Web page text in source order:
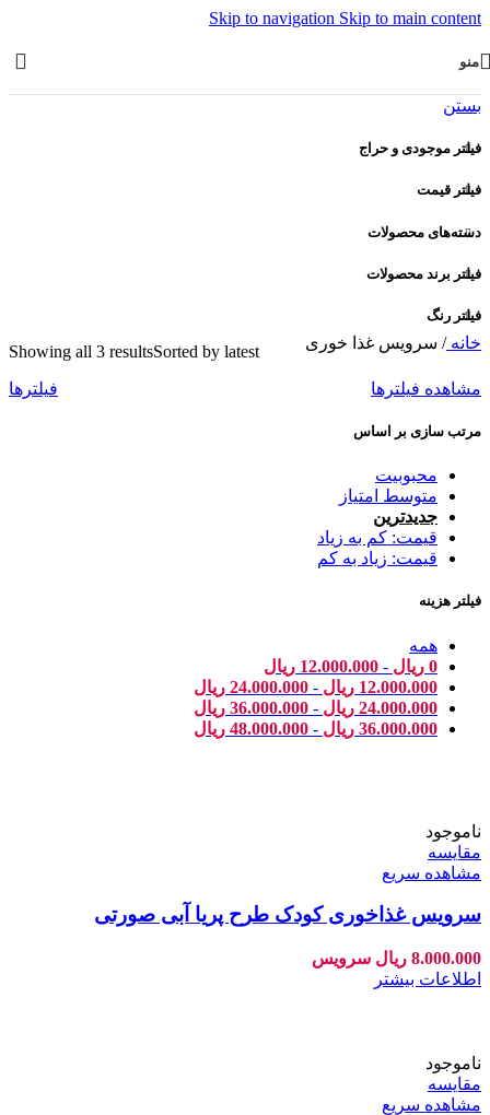
Skip to navigation Skip to main content
منو
بستن
فیلتر موجودی و حراج
فیلتر قیمت
دسته‌های محصولات
فیلتر برند محصولات
فیلتر رنگ
خانه/ سرویس غذا خوری Showing all 3 resultsSorted by latest
مشاهده فیلترها
فیلترها
مرتب سازی بر اساس
محبوبیت
متوسط امتیاز
جدیدترین
قیمت: کم به زیاد
قیمت: زیاد به کم
فیلتر هزینه
همه
0 ریال -
12.000.000 ریال
12.000.000 ریال -
24.000.000 ریال
24.000.000 ریال -
36.000.000 ریال
36.000.000 ریال -
48.000.000 ریال
ناموجود
مقایسه
مشاهده سریع
سرویس غذاخوری کودک طرح پریا آبی صورتی
8.000.000 ریال سرویس
اطلاعات بیشتر
ناموجود
مقایسه
مشاهده سریع